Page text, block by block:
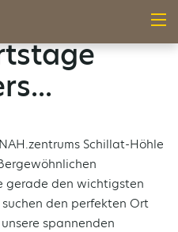
Schillat-Höhle
gerade den wichtigsten
den perfekten Ort
spannenden